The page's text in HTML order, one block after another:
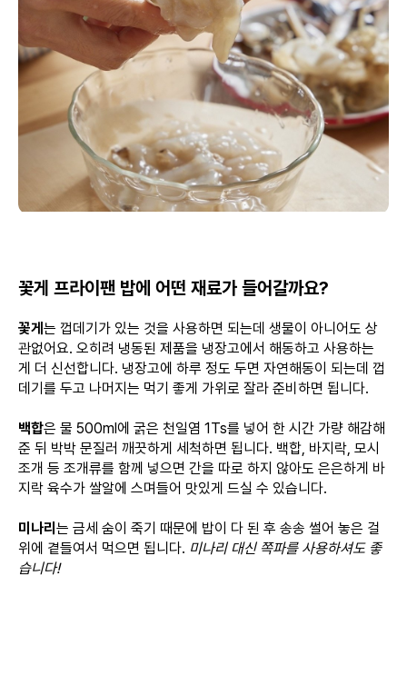
꽃게 프라이팬 밥에 어떤 재료가 들어갈까요?
꽃게 는 껍데기가 있는 것을 사용하면 되는데 생물이 아니어도 상
관없어요. 오히려 냉동된 제품을 냉장고에서 해동하고 사용하는
게 더 신선합니다. 냉장고에 하루 정도 두면 자연해동이 되는데 껍
데기를 두고 나머지는 먹기 좋게 가위로 잘라 준비하면 됩니다.
백합은 물 500ml에 굵은 천일염 1Ts를 넣어 한 시간 가량 해감해
준 뒤 박박 문질러 깨끗하게 세척하면 됩니다. 백합, 바지락, 모시
조개 등 조개류를 함께 넣으면 간을 따로 하지 않아도 은은하게 바
지락 육수가 쌀알에 스며들어 맛있게 드실 수 있습니다.
미나리 는 금세 숨이 죽기 때문에 밥이 다 된 후 송송 썰어 놓은 걸
위에 곁들여서 먹으면 됩니다. 미나리 대신 쪽파를 사용하셔도 좋
습니다!